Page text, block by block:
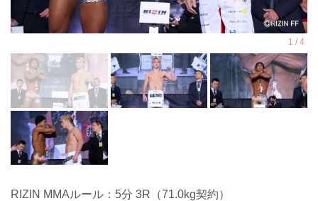
RIZIN MMAルール：5分 3R（71.0kg契約）